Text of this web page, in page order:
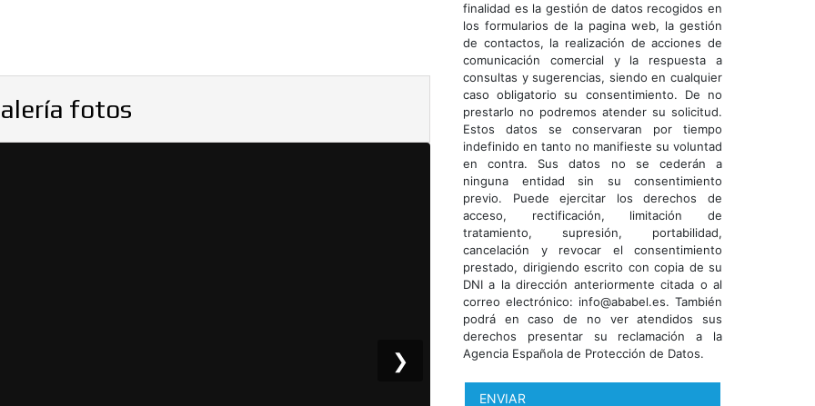
fotos
❯
finalidad es la gestión de datos recogidos en
los formularios de la pagina web, la gestión
de contactos, la realización de acciones de
comunicación comercial y la respuesta a
consultas y sugerencias, siendo en cualquier
caso obligatorio su consentimiento. De no
prestarlo no podremos atender su solicitud.
Estos datos se conservaran por tiempo
indefinido en tanto no manifieste su voluntad
en contra. Sus datos no se cederán a
ninguna entidad sin su consentimiento
previo. Puede ejercitar los derechos de
acceso, rectificación, limitación de
tratamiento, supresión, portabilidad,
cancelación y revocar el consentimiento
prestado, dirigiendo escrito con copia de su
DNI a la dirección anteriormente citada o al
correo electrónico: info@ababel.es. También
podrá en caso de no ver atendidos sus
derechos presentar su reclamación a la
Agencia Española de Protección de Datos.